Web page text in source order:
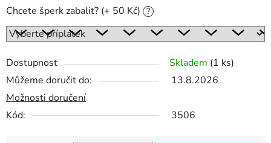
Chcete šperk zabalit? (+ 50 Kč) ?
Dostupnost Skladem (1 ks)
Můžeme doručit do:
13.8.2026
Možnosti doručení
Kód:
3506